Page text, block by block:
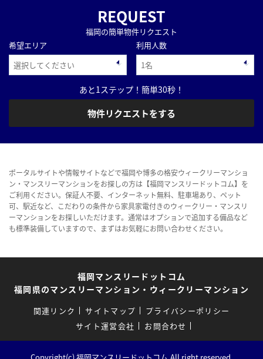
REQUEST
福岡の簡単物件リクエスト
希望エリア
利用人数
あと1ステップ！簡単30秒！
物件リクエストをする
ポータルサイトや情報サイトなどで福岡や博多の格安ウィークリーマンショ
ン・マンスリーマンションをお探しの方は【福岡マンスリードットコム】を
ご利用ください。保証人不要、インターネット無料、駐車場あり、ペット
可、駅近など、こだわりの条件から家具家電付きのウィークリー・マンスリ
ーマンションをお探しいただけます。通常はオプションで追加する備品など
も標準装備していますので、まずはお気軽にお問い合わせください。
福岡マンスリードットコム
福岡県のマンスリーマンション・ウィークリーマンション
関連リンク サイトマップ
プライバシーポリシー
サイト運営会社
お問合わせ